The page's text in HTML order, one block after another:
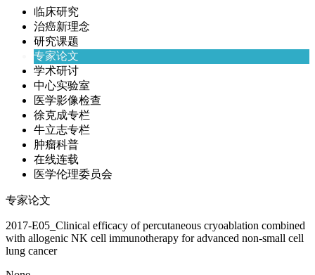
临床研究
治癌新理念
研究课题
专家论文
学术研讨
中心实验室
医学影像检查
徐克成专栏
牛立志专栏
肿瘤科普
在线连载
医学伦理委员会
专家论文
2017-E05_Clinical efficacy of percutaneous cryoablation combined
with allogenic NK cell immunotherapy for advanced non-small cell
lung cancer